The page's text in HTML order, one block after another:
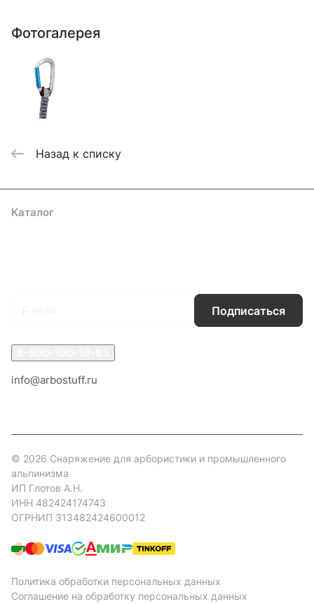
Фотогалерея
Назад к списку
Каталог
Подписаться
info@arbostuff.ru
© 2026 Снаряжение для арбористики и промышленного
альпинизма
ИП Глотов А.Н.
ИНН 482424174743
ОГРНИП 313482424600012
Политика обработки персональных данных
Соглашение на обработку персональных данных